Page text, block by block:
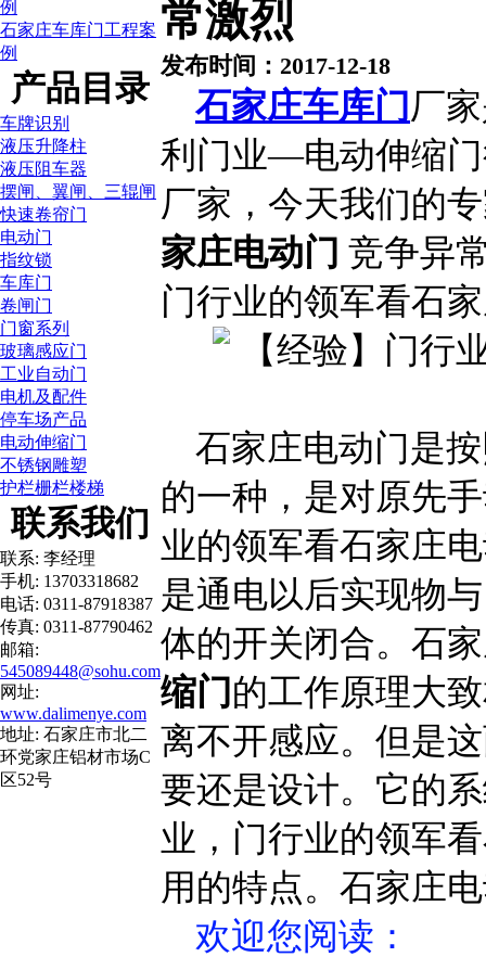
例
石家庄车库门工程案
例
产品目录
车牌识别
液压升降柱
液压阻车器
摆闸、翼闸、三辊闸
快速卷帘门
电动门
指纹锁
车库门
卷闸门
门窗系列
玻璃感应门
工业自动门
电机及配件
停车场产品
电动伸缩门
不锈钢雕塑
护栏栅栏楼梯
联系我们
联系: 李经理
手机: 13703318682
电话: 0311-87918387
传真: 0311-87790462
邮箱:
545089448@sohu.com
网址:
www.dalimenye.com
地址: 石家庄市北二
环党家庄铝材市场C
区52号
常激烈
发布时间：2017-12-18
石家庄车库门 厂
利门业—电动伸缩
厂家，今天我们的
家庄电动门 竞争异
门行业的领军看石
石家庄电动门是
的一种，是对原先
业的领军看石家庄
是通电以后实现物
体的开关闭合。石
缩门 的工作原理大
离不开感应。但是
要还是设计。它的
业，门行业的领军
用的特点。石家庄
欢迎您阅读 ：